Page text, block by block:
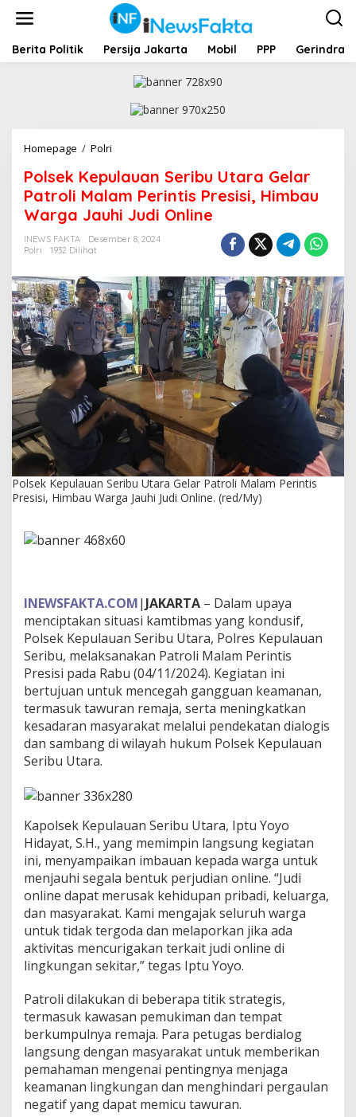
t
Berita Politik Persija Jakarta Mobil PPP Gerindra
Homepage / Polri
l
s
e
k
K
u
l
a
u
a
n
S
e
r
i
a
r
a
e
l
a
t
r
l
i
M
a
l
a
m
r
n
i
s
P
r
e
s
i
s
i
H
i
m
b
a
u
W
a
r
Polsek Kepulauan Seribu Utara Gelar
Patroli Malam Perintis Presisi, Himbau
Warga Jauhi Judi Online
INEWS FAKTA
Desember 8, 2024
Polri
1932 Dilihat
Polsek Kepulauan Seribu Utara Gelar Patroli Malam Perintis
Presisi, Himbau Warga Jauhi Judi Online. (red/My)
INEWSFAKTA.COM| JAKARTA – Dalam upaya
menciptakan situasi kamtibmas yang kondusif,
Polsek Kepulauan Seribu Utara, Polres Kepulauan
Seribu, melaksanakan Patroli Malam Perintis
Presisi pada Rabu (04/11/2024). Kegiatan ini
bertujuan untuk mencegah gangguan keamanan,
termasuk tawuran remaja, serta meningkatkan
kesadaran masyarakat melalui pendekatan dialogis
dan sambang di wilayah hukum Polsek Kepulauan
Seribu Utara.
Kapolsek Kepulauan Seribu Utara, Iptu Yoyo
Hidayat, S.H., yang memimpin langsung kegiatan
ini, menyampaikan imbauan kepada warga untuk
menjauhi segala bentuk perjudian online. “Judi
online dapat merusak kehidupan pribadi, keluarga,
dan masyarakat. Kami mengajak seluruh warga
untuk tidak tergoda dan melaporkan jika ada
aktivitas mencurigakan terkait judi online di
lingkungan sekitar,” tegas Iptu Yoyo.
Patroli dilakukan di beberapa titik strategis,
termasuk kawasan pemukiman dan tempat
berkumpulnya remaja. Para petugas berdialog
langsung dengan masyarakat untuk memberikan
pemahaman mengenai pentingnya menjaga
keamanan lingkungan dan menghindari pergaulan
negatif yang dapat memicu tawuran.